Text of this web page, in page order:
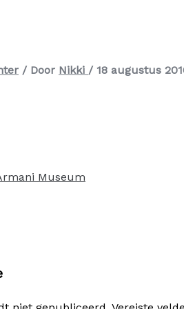
/ Door Nikki / 18 augustus
Museum